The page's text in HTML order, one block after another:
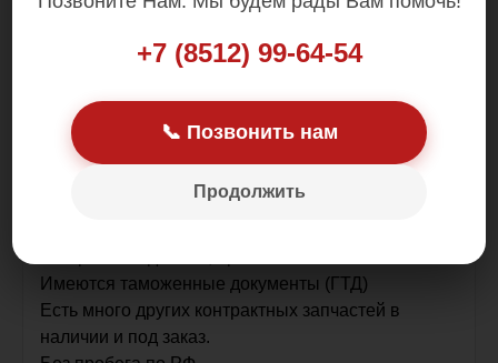
+7 (8512) 99-64-54
📞 Позвонить нам
Продолжить
Оригинал
Датчик газораспределения Белта Пассо Витц
Имеются таможенные документы (ГТД)
Есть много других контрактных запчастей в
наличии и под заказ.